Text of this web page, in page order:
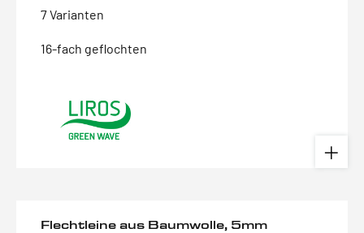
7 Varianten
16-fach geflochten
Flechtleine aus Baumwolle, 5mm